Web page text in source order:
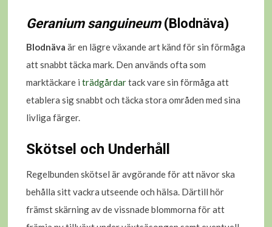
Geranium sanguineum(Blodnäva)
Blodnäva är en lägre växande art känd för sin förmåga
att snabbt täcka mark. Den används ofta som
marktäckare iträdgårdartack vare sin förmåga att
etablera sig snabbt och täcka stora områden med sina
livliga färger.
Skötsel och Underhåll
Regelbunden skötsel är avgörande för att nävor ska
behålla sitt vackra utseende och hälsa. Därtill hör
främst skärning av de vissnade blommorna för att